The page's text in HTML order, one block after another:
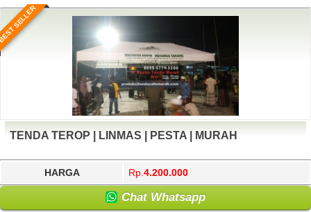
SELLER
TENDA TEROP | LINMAS | PESTA | MURAH
HARGA Rp. 4.200.000
Chat Whatsapp